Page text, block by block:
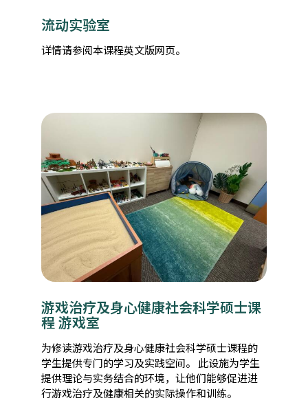
流动实验室
详情请参阅本课程英文版网页。
游戏治疗及身心健康社会科学硕士课
程 游戏室
为修读游戏治疗及身心健康社会科学硕士课程的
学生提供专门的学习及实践空间。 此设施为学生
提供理论与实务结合的环境，让他们能够促进进
行游戏治疗及健康相关的实际操作和训练。